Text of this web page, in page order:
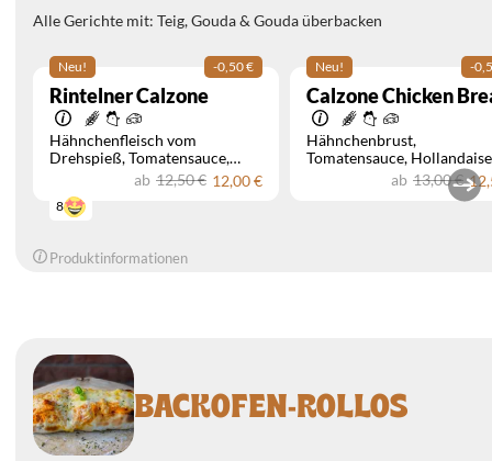
Alle Gerichte mit: Teig, Gouda & Gouda überbacken
Neu! -0,50 €
Rintelner Calzone
Hähnchenfleisch vom
Drehspieß Tomatensauce
Hollandaise Sauce Peperoni
ab 12,50 € 12,00 €
8
Neu! -
Calzone Chicken
Hähnchenbrust
Tomatensauce Hollandaise
Peperoni Zwiebeln
ab 13,00 €
Produktinformationen
BACKOFEN-ROLLOS